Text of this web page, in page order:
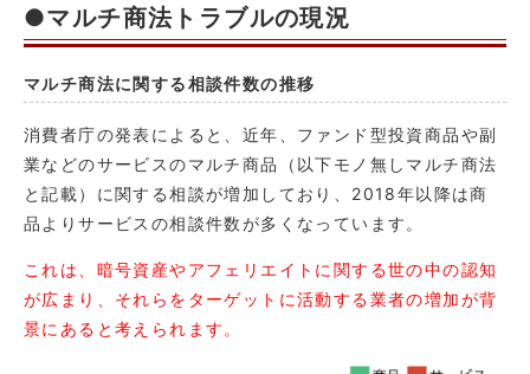
●マルチ商法トラブルの現況
マルチ商法に関する相談件数の推移
消費者庁の発表によると、近年、ファンド型投資商品や副
業などのサービスのマルチ商品（以下モノ無しマルチ商法
と記載）に関する相談が増加しており、2018年以降は商
品よりサービスの相談件数が多くなっています。
これは、暗号資産やアフェリエイトに関する世の中の認知
が広まり、それらをターゲットに活動する業者の増加が背
景にあると考えられます。